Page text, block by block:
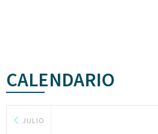
CALENDARIO
JULIO